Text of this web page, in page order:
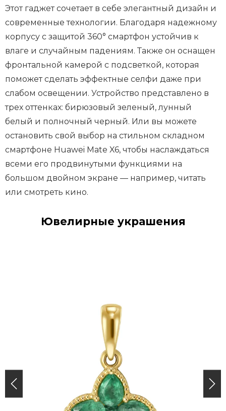
Этот гаджет сочетает в себе элегантный дизайн и
современные технологии. Благодаря надежному
корпусу с защитой 360° смартфон устойчив к
влаге и случайным падениям. Также он оснащен
фронтальной камерой с подсветкой, которая
поможет сделать эффектные селфи даже при
слабом освещении. Устройство представлено в
трех оттенках: бирюзовый зеленый, лунный
белый и полночный черный. Или вы можете
остановить свой выбор на стильном складном
смартфоне Huawei Mate X6, чтобы наслаждаться
всеми его продвинутыми функциями на
большом двойном экране — например, читать
или смотреть кино.
Ювелирные украшения